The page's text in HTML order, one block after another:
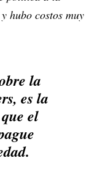
hubo costos muy
la
es la
el